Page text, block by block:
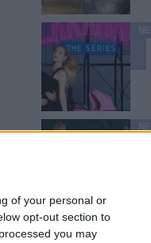
of your personal or
opt-out section to
you may